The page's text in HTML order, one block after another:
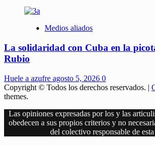
Medios aliados
La solidaridad con Cuba en la
Rubio
Huele a azufre agosto 5, 2026 0
Copyright © Todos los derechos reservados. |
themes.
Las opiniones expresadas por los y las
obedecen a sus propios criterios y no
del colectivo responsable de